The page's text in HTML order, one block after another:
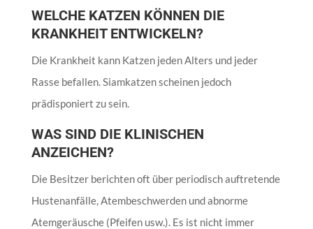
WELCHE KATZEN KÖNNEN DIE
KRANKHEIT ENTWICKELN?
Die Krankheit kann Katzen jeden Alters und jeder
Rasse befallen. Siamkatzen scheinen jedoch
prädisponiert zu sein.
WAS SIND DIE KLINISCHEN
ANZEICHEN?
Die Besitzer berichten oft über periodisch auftretende
Hustenanfälle, Atembeschwerden und abnorme
Atemgeräusche (Pfeifen usw.). Es ist nicht immer